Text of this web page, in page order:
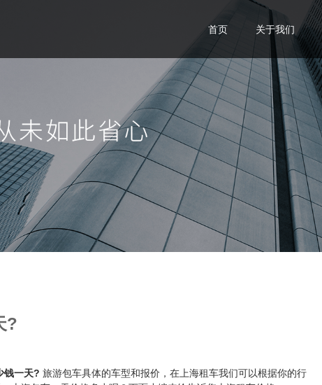
首页 关于我们
?
钱一天? 旅游包车具体的车型和报价，在上海租车我们可以根据你的行